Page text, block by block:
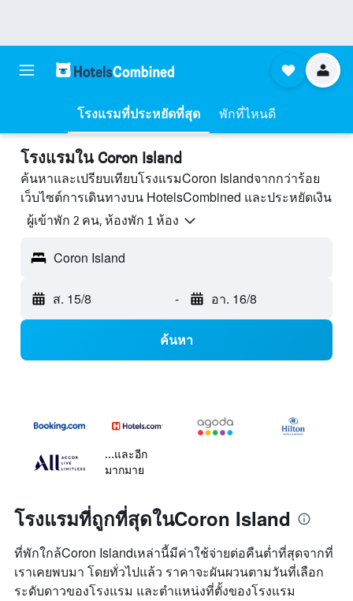
โรงแรมที่ประหยัดที่สุด พักที่ไหนดี
โรงแรมใน Coron Island
ค้นหาและเปรียบเทียบโรงแรมCoron Islandจากกว่าร้อย
เว็บไซต์การเดินทางบน HotelsCombined และประหยัดเงิน
ผู้เข้าพัก 2 คน, ห้องพัก 1 ห้อง
Coron Island
ส. 15/8 - อา. 16/8
ค้นหา
...และอีก
มากมาย
โรงแรมที่ถูกที่สุดในCoron Island
ที่พักใกล้Coron Islandเหล่านี้มีค่าใช้จ่ายต่อคืนต่ำที่สุดจากที่
เราเคยพบมา โดยทั่วไปแล้ว ราคาจะผันผวนตามวันที่เลือก
ระดับดาวของโรงแรม และตำแหน่งที่ตั้งของโรงแรม